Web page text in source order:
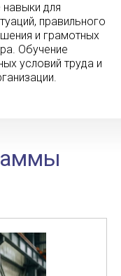
навыки для
правильного
и грамотных
Обучение
условий труда и